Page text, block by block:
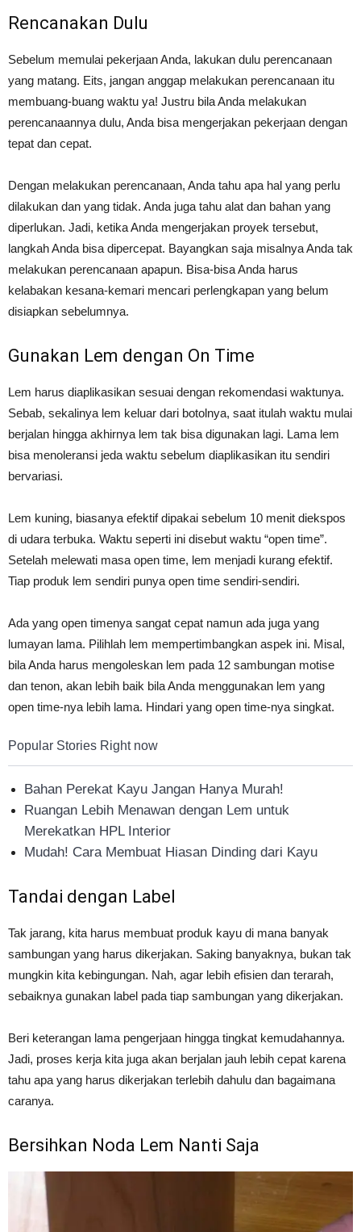
Rencanakan Dulu
Sebelum memulai pekerjaan Anda, lakukan dulu perencanaan
yang matang. Eits, jangan anggap melakukan perencanaan itu
membuang-buang waktu ya! Justru bila Anda melakukan
perencanaannya dulu, Anda bisa mengerjakan pekerjaan dengan
tepat dan cepat.
Dengan melakukan perencanaan, Anda tahu apa hal yang perlu
dilakukan dan yang tidak. Anda juga tahu alat dan bahan yang
diperlukan. Jadi, ketika Anda mengerjakan proyek tersebut,
langkah Anda bisa dipercepat. Bayangkan saja misalnya Anda tak
melakukan perencanaan apapun. Bisa-bisa Anda harus
kelabakan kesana-kemari mencari perlengkapan yang belum
disiapkan sebelumnya.
Gunakan Lem dengan On Time
Lem harus diaplikasikan sesuai dengan rekomendasi waktunya.
Sebab, sekalinya lem keluar dari botolnya, saat itulah waktu mulai
berjalan hingga akhirnya lem tak bisa digunakan lagi. Lama lem
bisa menoleransi jeda waktu sebelum diaplikasikan itu sendiri
bervariasi.
Lem kuning, biasanya efektif dipakai sebelum 10 menit diekspos
di udara terbuka. Waktu seperti ini disebut waktu “open time”.
Setelah melewati masa open time, lem menjadi kurang efektif.
Tiap produk lem sendiri punya open time sendiri-sendiri.
Ada yang open timenya sangat cepat namun ada juga yang
lumayan lama. Pilihlah lem mempertimbangkan aspek ini. Misal,
bila Anda harus mengoleskan lem pada 12 sambungan motise
dan tenon, akan lebih baik bila Anda menggunakan lem yang
open time-nya lebih lama. Hindari yang open time-nya singkat.
Popular Stories Right now
Bahan Perekat Kayu Jangan Hanya Murah!
Ruangan Lebih Menawan dengan Lem untuk
Merekatkan HPL Interior
Mudah! Cara Membuat Hiasan Dinding dari Kayu
Tandai dengan Label
Tak jarang, kita harus membuat produk kayu di mana banyak
sambungan yang harus dikerjakan. Saking banyaknya, bukan tak
mungkin kita kebingungan. Nah, agar lebih efisien dan terarah,
sebaiknya gunakan label pada tiap sambungan yang dikerjakan.
Beri keterangan lama pengerjaan hingga tingkat kemudahannya.
Jadi, proses kerja kita juga akan berjalan jauh lebih cepat karena
tahu apa yang harus dikerjakan terlebih dahulu dan bagaimana
caranya.
Bersihkan Noda Lem Nanti Saja